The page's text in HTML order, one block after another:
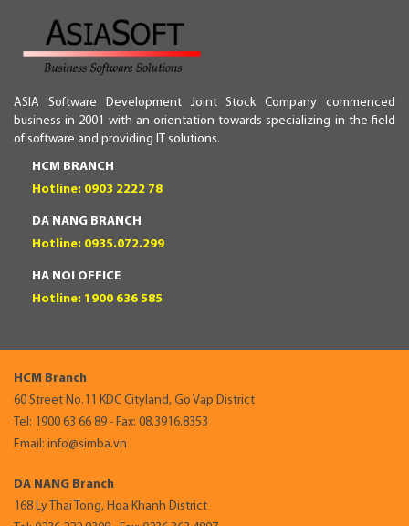
ASIA Software Development Joint Stock Company commenced
business in 2001 with an orientation towards specializing in the field
of software and providing IT solutions.
HCM BRANCH
Hotline: 0903 2222 78
DA NANG BRANCH
Hotline: 0935.072.299
HA NOI OFFICE
Hotline: 1900 636 585
HCM Branch
60 Street No.11 KDC Cityland, Go Vap District
Tel: 1900 63 66 89 - Fax: 08.3916.8353
Email: info@simba.vn
DA NANG Branch
168 Ly Thai Tong, Hoa Khanh District